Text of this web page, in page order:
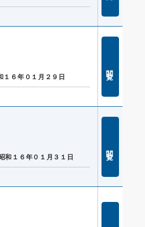
１６年０１月２９日
和１６年０１月３１日